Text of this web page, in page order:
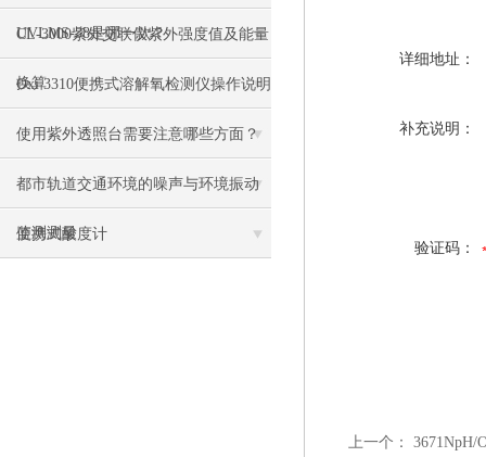
UVLMS-38是哪一款？
CL-3000紫外交联仪紫外强度值及能量
换算
Oxi 3310便携式溶解氧检测仪操作说明
使用紫外透照台需要注意哪些方面？
都市轨道交通环境的噪声与环境振动
监测测量
便携式酸度计
详细地址：
补充说明：
验证码：
上一个： 3671NpH/